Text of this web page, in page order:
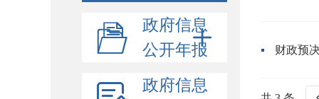
政府信息
公开年报
政府信息
财政预